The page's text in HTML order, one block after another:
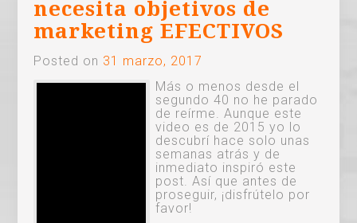
necesita objetivos de
marketing EFECTIVOS
Posted on 31 marzo, 2017
Más o menos desde el
segundo 40 no he parado
de reírme. Aunque este
video es de 2015 yo lo
descubrí hace solo unas
semanas atrás y de
inmediato inspiró este
post. Así que antes de
proseguir, ¡disfrútelo por
favor!